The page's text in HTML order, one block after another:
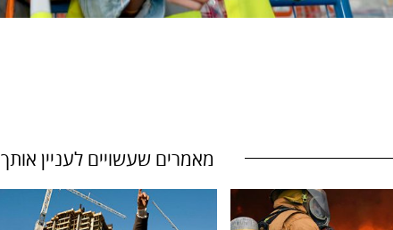
מאמרים שעשויים לעניין אותך